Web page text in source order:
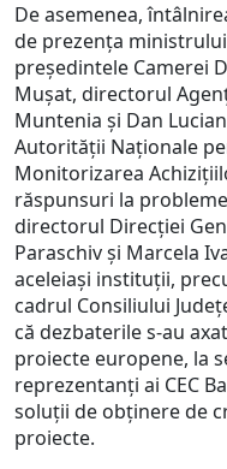
De asemenea,
de prezenţa
preşedintele Camerei
Muşat, directorul
Muntenia şi Dan
Autorităţii Naţionale
Monitorizarea
răspunsuri la
directorul Direcţiei
Paraschiv şi Marcela
aceleiaşi instituţii,
cadrul Consiliului
că dezbaterile s-au
proiecte europene, la
reprezentanţi ai CEC
soluţii de obţinere de
proiecte.